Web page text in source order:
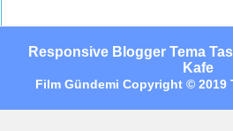
Responsive Blogger Tema
Kafe
Film Gündemi Copyright © 2019